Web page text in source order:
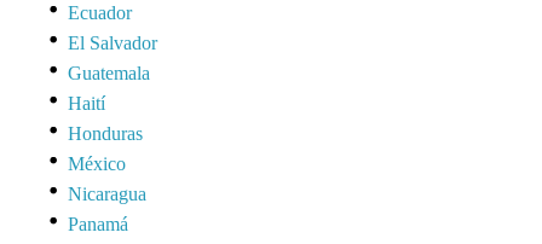
Ecuador
El Salvador
Guatemala
Haití
Honduras
México
Nicaragua
Panamá